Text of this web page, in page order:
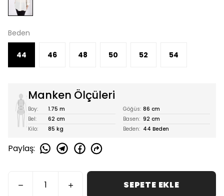
Beden
44 46 48 50 52 54
Manken Ölçüleri
Boy: 1.75 m Göğüs: 86 cm
Bel:
62 cm Basen: 92 cm
Kilo:
85 kg Beden: 44 Beden
Paylaş:
SEPETE EKLE